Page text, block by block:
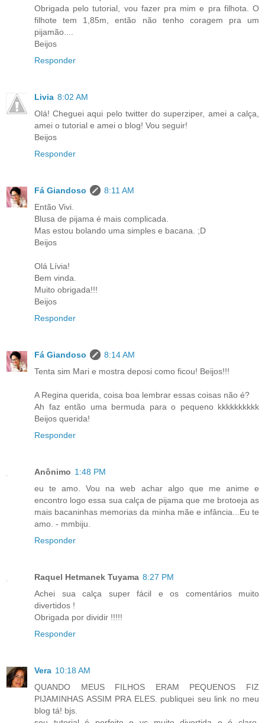
Obrigada pelo tutorial, vou fazer pra mim e pra filhota. O
filhote tem 1,85m, então não tenho coragem pra um
pijamão....
Beijos
Responder
Livia 8:02 AM
Olá! Cheguei aqui pelo twitter do superziper, amei a calça,
amei o tutorial e amei o blog! Vou seguir!
Beijos
Responder
Fá Giandoso
8:11 AM
Então Vivi.
Blusa de pijama é mais complicada.
Mas estou bolando uma simples e bacana. ;D
Beijos
Olá Lívia!
Bem vinda.
Muito obrigada!!!
Beijos
Responder
Fá Giandoso
8:14 AM
Tenta sim Mari e mostra deposi como ficou! Beijos!!!
A Regina querida, coisa boa lembrar essas coisas não é?
Ah faz então uma bermuda para o pequeno kkkkkkkkkk
Beijos querida!
Responder
Anônimo 1:48 PM
eu te amo. Vou na web achar algo que me anime e
encontro logo essa sua calça de pijama que me brotoeja as
mais bacaninhas memorias da minha mãe e infância...Eu te
amo. - mmbiju.
Responder
Raquel Hetmanek Tuyama 8:27 PM
Achei sua calça super fácil e os comentários muito
divertidos !
Obrigada por dividir !!!!!
Responder
Vera 10:18 AM
QUANDO MEUS FILHOS ERAM PEQUENOS FIZ
PIJAMINHAS ASSIM PRA ELES. publiquei seu link no meu
blog tá! bjs.